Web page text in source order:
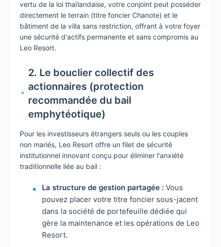
vertu de la loi thaïlandaise, votre conjoint peut posséder
directement le terrain (titre foncier Chanote) et le
bâtiment de la villa sans restriction, offrant à votre foyer
une sécurité d'actifs permanente et sans compromis au
Leo Resort.
2. Le bouclier collectif des
actionnaires (protection
recommandée du bail
emphytéotique)
Pour les investisseurs étrangers seuls ou les couples
non mariés, Leo Resort offre un filet de sécurité
institutionnel innovant conçu pour éliminer l'anxiété
traditionnelle liée au bail :
La structure de gestion partagée : Vous
pouvez placer votre titre foncier sous-jacent
dans la société de portefeuille dédiée qui
gère la maintenance et les opérations de Leo
Resort.